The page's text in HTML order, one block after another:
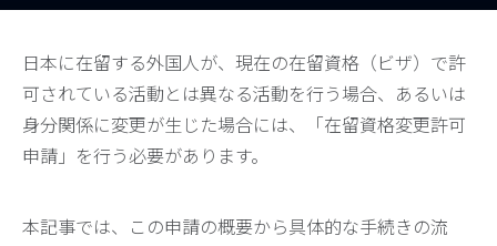
日本に在留する外国人が、現在の在留資格（ビザ）で許
可されている活動とは異なる活動を行う場合、あるいは
身分関係に変更が生じた場合には、「在留資格変更許可
申請」を行う必要があります。
本記事では、この申請の概要から具体的な手続きの流